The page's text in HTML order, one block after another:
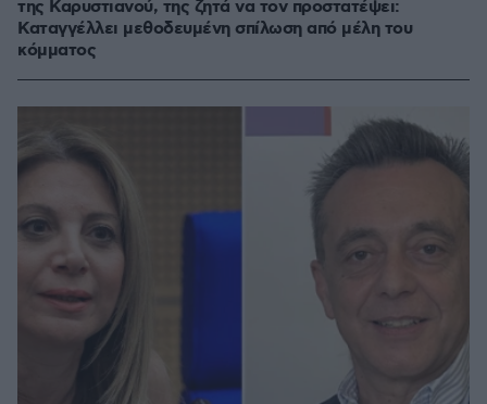
της Καρυστιανού, της ζητά να τον προστατέψει:
Καταγγέλλει μεθοδευμένη σπίλωση από μέλη του
κόμματος